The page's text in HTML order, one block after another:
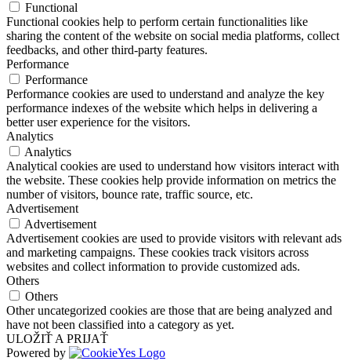
Functional
Functional cookies help to perform certain functionalities like
sharing the content of the website on social media platforms, collect
feedbacks, and other third-party features.
Performance
Performance
Performance cookies are used to understand and analyze the key
performance indexes of the website which helps in delivering a
better user experience for the visitors.
Analytics
Analytics
Analytical cookies are used to understand how visitors interact with
the website. These cookies help provide information on metrics the
number of visitors, bounce rate, traffic source, etc.
Advertisement
Advertisement
Advertisement cookies are used to provide visitors with relevant ads
and marketing campaigns. These cookies track visitors across
websites and collect information to provide customized ads.
Others
Others
Other uncategorized cookies are those that are being analyzed and
have not been classified into a category as yet.
ULOŽIŤ A PRIJAŤ
Powered by